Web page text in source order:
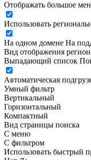
Отображать большое
Использовать
На одном домене На
Вид отображения
Выпадающий список
Автоматическая
Умный фильтр
Вертикальный
Горизонтальный
Компактный
Вид страницы поиска
С меню
С фильтром
Использовать быстрый